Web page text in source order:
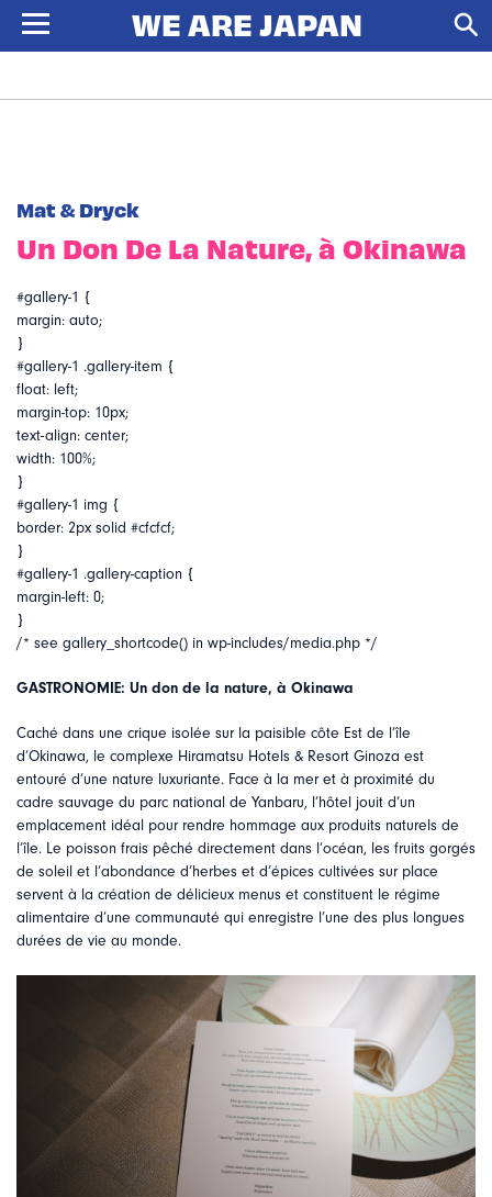
Mat & Dryck
Un Don De La Nature, à Okinawa
#gallery-1 {
margin: auto;
}
#gallery-1 .gallery-item {
float: left;
margin-top: 10px;
text-align: center;
width: 100%;
}
#gallery-1 img {
border: 2px solid #cfcfcf;
}
#gallery-1 .gallery-caption {
margin-left: 0;
}
/* see gallery_shortcode() in wp-includes/media.php */
GASTRONOMIE: Un don de la nature, à Okinawa
Caché dans une crique isolée sur la paisible côte Est de l’île
d’Okinawa, le complexe Hiramatsu Hotels & Resort Ginoza est
entouré d’une nature luxuriante. Face à la mer et à proximité du
cadre sauvage du parc national de Yanbaru, l’hôtel jouit d’un
emplacement idéal pour rendre hommage aux produits naturels de
l’île. Le poisson frais pêché directement dans l’océan, les fruits gorgés
de soleil et l’abondance d’herbes et d’épices cultivées sur place
servent à la création de délicieux menus et constituent le régime
alimentaire d’une communauté qui enregistre l’une des plus longues
durées de vie au monde.